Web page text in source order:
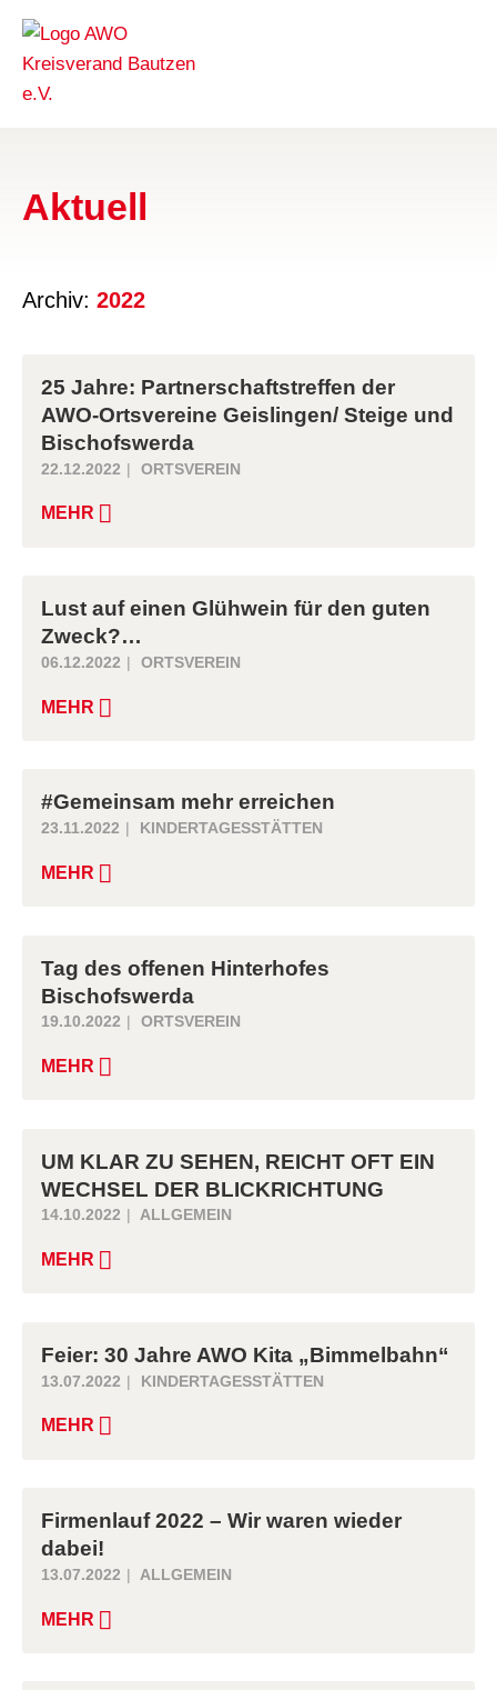
Aktuell
Archiv: 2022
25 Jahre: Partnerschaftstreffen der
AWO-Ortsvereine Geislingen/ Steige und
Bischofswerda
22.12.2022 ORTSVEREIN
MEHR
Lust auf einen Glühwein für den guten
Zweck?…
06.12.2022 ORTSVEREIN
MEHR
#Gemeinsam mehr erreichen
23.11.2022 KINDERTAGESSTÄTTEN
MEHR
Tag des offenen Hinterhofes
Bischofswerda
19.10.2022 ORTSVEREIN
MEHR
UM KLAR ZU SEHEN, REICHT OFT EIN
WECHSEL DER BLICKRICHTUNG
14.10.2022 ALLGEMEIN
MEHR
Feier: 30 Jahre AWO Kita „Bimmelbahn“
13.07.2022 KINDERTAGESSTÄTTEN
MEHR
Firmenlauf 2022 – Wir waren wieder
dabei!
13.07.2022 ALLGEMEIN
MEHR